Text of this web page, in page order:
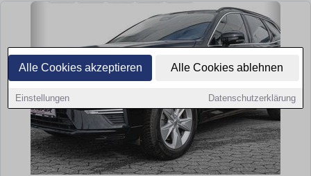
Alle Cookies akzeptieren Alle Cookies ablehnen
Einstellungen Datenschutzerklärung